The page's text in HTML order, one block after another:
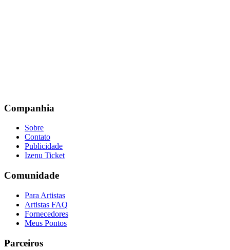
Companhia
Sobre
Contato
Publicidade
Izenu Ticket
Comunidade
Para Artistas
Artistas FAQ
Fornecedores
Meus Pontos
Parceiros